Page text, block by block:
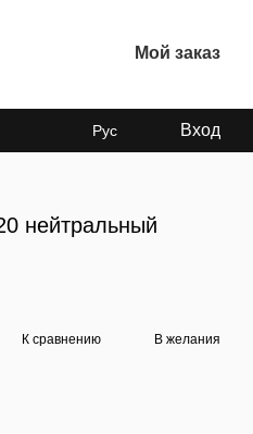
Мой заказ
Рус Вход
нейтральный
К сравнению В желания